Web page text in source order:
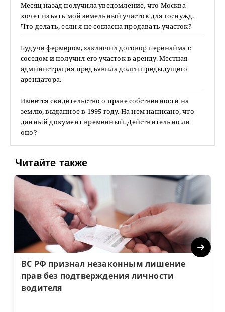
Месяц назад получила уведомление, что Москва
хочет изъять мой земельный участок для госнужд.
Что делать, если я не согласна продавать участок?
Будучи фермером, заключил договор перенайма с
соседом и получил его участок в аренду. Местная
администрация предъявила долги предыдущего
арендатора.
Имеется свидетельство о праве собственности на
землю, выданное в 1995 году. На нем написано, что
данный документ временный. Действительно ли
оно?
Читайте также
ВС РФ признал незаконным лишение
прав без подтверждения личности
водителя
Next